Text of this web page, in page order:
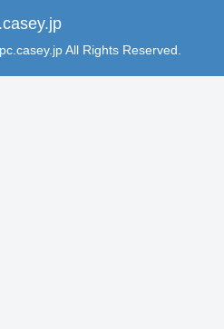
All Rights Reserved.